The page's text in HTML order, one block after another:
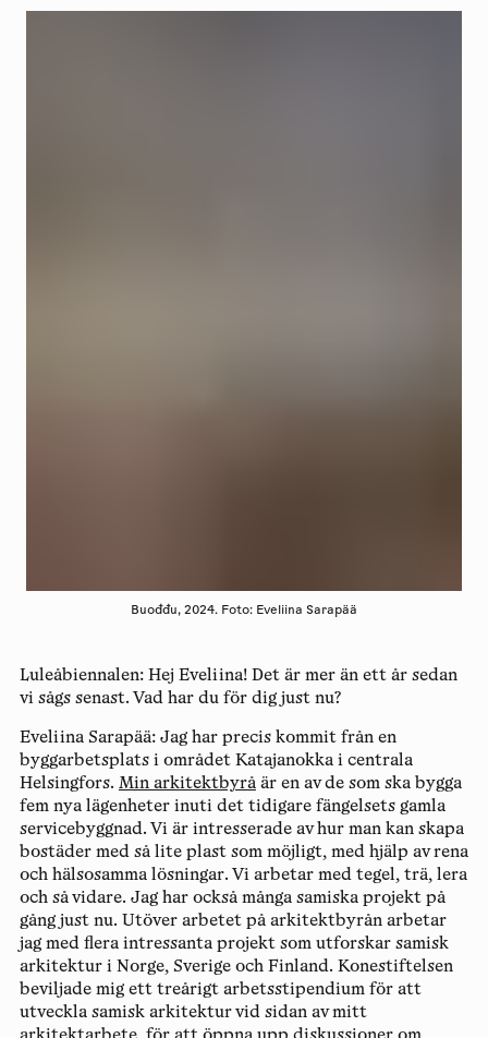
Buođđu, 2024. Foto: Eveliina Sarapää
Luleåbiennalen:Hej Eveliina! Det är mer än ett år sedan
vi sågs senast. Vad har du för dig just nu?
Eveliina Sarapää: Jag har precis kommit från en
byggarbetsplats i området Katajanokka i centrala
Helsingfors. Min arkitektbyråär en av de som ska bygga
fem nya lägenheter inuti det tidigare fängelsets gamla
servicebyggnad. Vi är intresserade av hur man kan skapa
bostäder med så lite plast som möjligt, med hjälp av rena
och hälsosamma lösningar. Vi arbetar med tegel, trä, lera
och så vidare. Jag har också många samiska projekt på
gång just nu. Utöver arbetet på arkitektbyrån arbetar
jag med flera intressanta projekt som utforskar samisk
arkitektur i Norge, Sverige och Finland. Konestiftelsen
beviljade mig ett treårigt arbetsstipendium för att
utveckla samisk arkitektur vid sidan av mitt